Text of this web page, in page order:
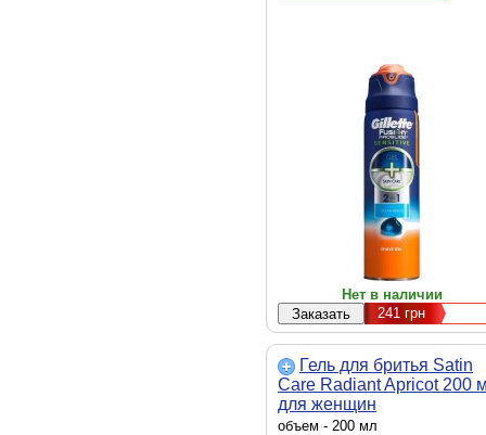
Нет в наличии
241грн
Гель для бритья Satin
Care Radiant Apricot 200
для женщин
(7702018837076)
объем - 200 мл